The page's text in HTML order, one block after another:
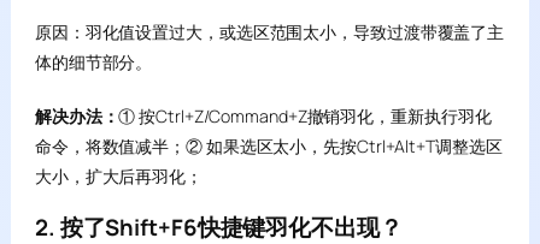
原因：羽化值设置过大，或选区范围太小，导致过渡带覆盖了主
体的细节部分。
解决办法：① 按Ctrl+Z/Command+Z撤销羽化，重新执行羽化
命令，将数值减半；② 如果选区太小，先按Ctrl+Alt+T调整选区
大小，扩大后再羽化；
2. 按了Shift+F6快捷键羽化不出现？